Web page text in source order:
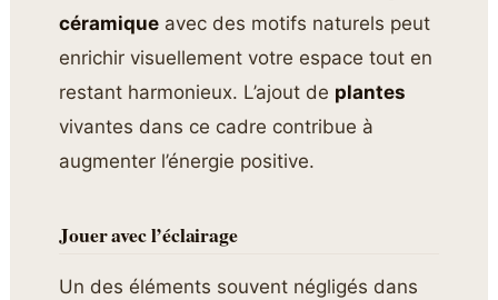
céramique avec des motifs naturels peut
enrichir visuellement votre espace tout en
restant harmonieux. L’ajout de plantes
vivantes dans ce cadre contribue à
augmenter l’énergie positive.
Jouer avec l’éclairage
Un des éléments souvent négligés dans